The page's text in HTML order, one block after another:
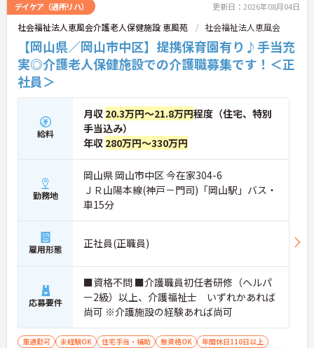
デイケア（通所リハ） 更新日：2026年08月04日
社会福祉法人恵風会介護老人保健施設 恵風苑 社会福祉法人恵風会
【岡山県／岡山市中区】提携保育園有り♪手当充
実◎介護老人保健施設での介護職募集です！＜正
社員＞
給料
月収 20.3万円～21.8万円程度（住宅、特別
手当込み）
年収 280万円～330万円
勤務地
岡山県 岡山市中区 今在家304-6
ＪＲ山陽本線(神戸－門司)「岡山駅」バス・
車15分
雇用形態 正社員(正職員)
応募要件
■資格不問 ■介護職員初任者研修（ヘルパ
ー2級）以上、介護福祉士 いずれかあれば
尚可 ※介護施設の経験あれば尚可
車通勤可 未経験OK 住宅手当・補助 無資格OK
年間休日110日以上